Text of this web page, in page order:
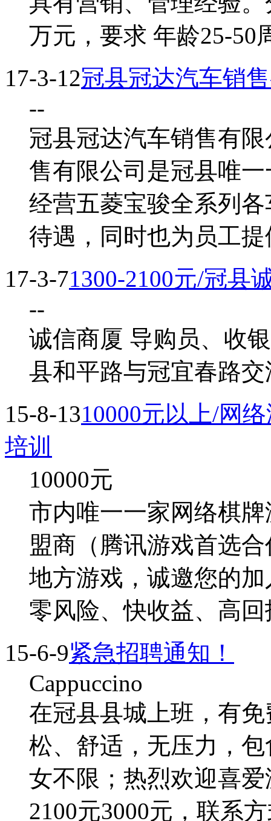
万元，要求 年龄25-50
17-3-12冠县冠达汽车销
--
冠县冠达汽车销售有
售有限公司是冠县唯
经营五菱宝骏全系列
待遇，同时也为员工
17-3-71300-2100元/冠县
--
诚信商厦 导购员、收
县和平路与冠宜春路
15-8-1310000元以上/网
培训
10000元
市内唯一一家网络棋
盟商（腾讯游戏首选
地方游戏，诚邀您的
零风险、快收益、高
15-6-9紧急招聘通知！
Cappuccino
在冠县县城上班，有
松、舒适，无压力，
女不限；热烈欢迎喜
2100元3000元，联系